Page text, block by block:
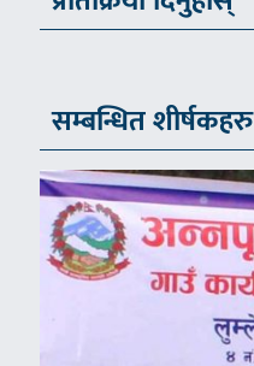
सम्बन्धित शीर्षकहरु